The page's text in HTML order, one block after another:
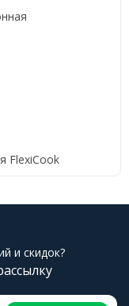
FlexiCook
и скидок?